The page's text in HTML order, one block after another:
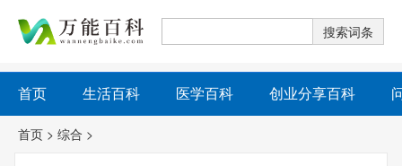
首页 生活百科 医学百科 创业分享百科
首页 > 综合 >